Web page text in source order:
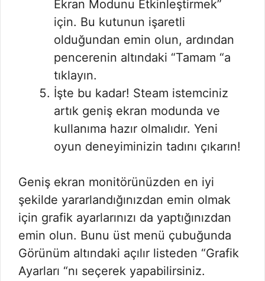
Ekran Modunu Etkinleştirmek”
için. Bu kutunun işaretli
olduğundan emin olun, ardından
pencerenin altındaki “Tamam “a
tıklayın.
İşte bu kadar! Steam istemciniz
artık geniş ekran modunda ve
kullanıma hazır olmalıdır. Yeni
oyun deneyiminizin tadını çıkarın!
Geniş ekran monitörünüzden en iyi
şekilde yararlandığınızdan emin olmak
için grafik ayarlarınızı da yaptığınızdan
emin olun. Bunu üst menü çubuğunda
Görünüm altındaki açılır listeden “Grafik
Ayarları “nı seçerek yapabilirsiniz.